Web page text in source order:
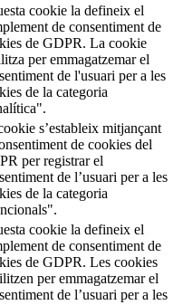
cookie la defineix el
de consentiment de
de GDPR. La cookie
per emmagatzemar el
de l'usuari per a les
de la categoria
s’estableix mitjançant
de cookies del
per registrar el
de l’usuari per a les
de la categoria
cookie la defineix el
de consentiment de
de GDPR. Les cookies
per emmagatzemar el
de l’usuari per a les